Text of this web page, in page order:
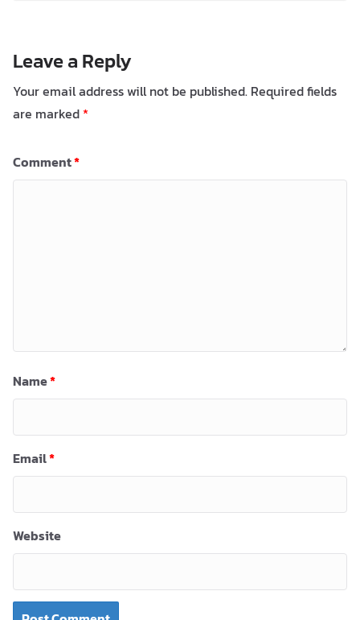
Leave a Reply
Your email address will not be published. Required fields
are marked *
Comment*
Name*
Email*
Website